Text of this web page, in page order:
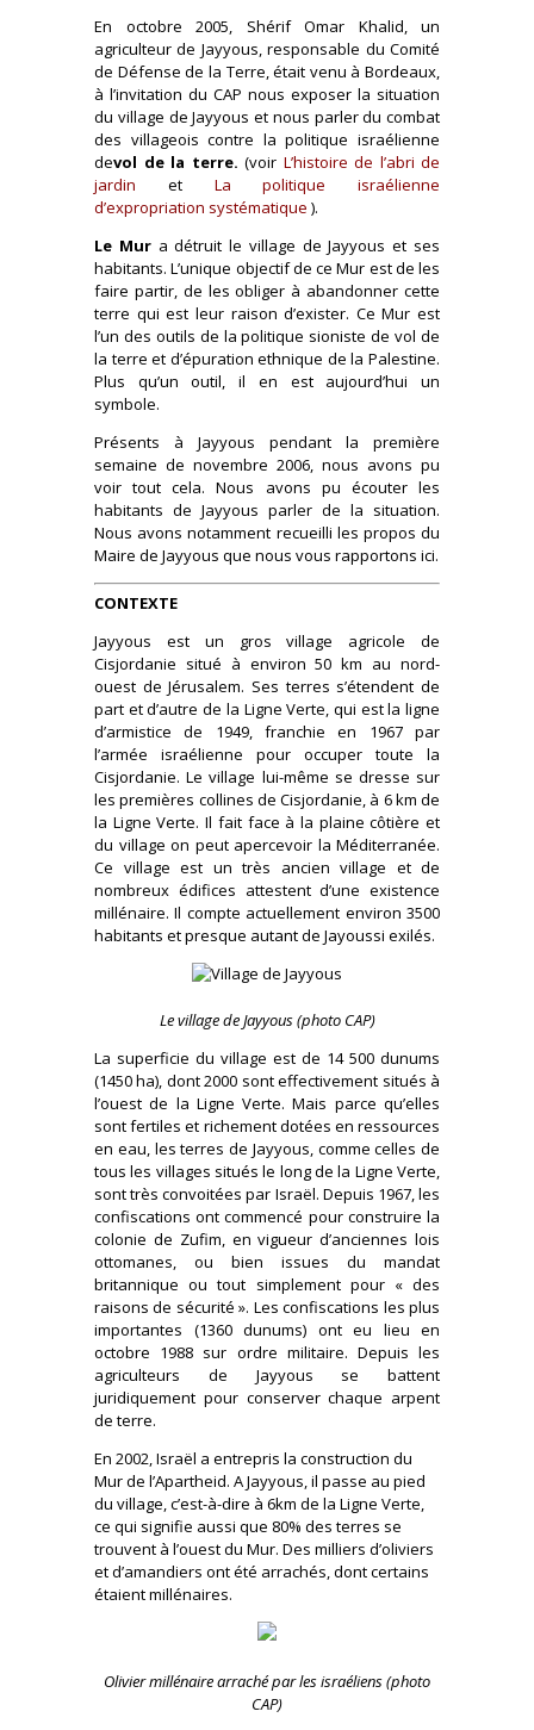
En octobre 2005, Shérif Omar Khalid, un
agriculteur de Jayyous, responsable du Comité
de Défense de la Terre, était venu à Bordeaux,
à l’invitation du CAP nous exposer la situation
du village de Jayyous et nous parler du combat
des villageois contre la politique israélienne
devol de la terre. (voir L’histoire de l’abri de
jardin et La politique israélienne
d’expropriation systématique ).
Le Mura détruit le village de Jayyous et ses
habitants. L’unique objectif de ce Mur est de les
faire partir, de les obliger à abandonner cette
terre qui est leur raison d’exister. Ce Mur est
l’un des outils de la politique sioniste de vol de
la terre et d’épuration ethnique de la Palestine.
Plus qu’un outil, il en est aujourd’hui un
symbole.
Présents à Jayyous pendant la première
semaine de novembre 2006, nous avons pu
voir tout cela. Nous avons pu écouter les
habitants de Jayyous parler de la situation.
Nous avons notamment recueilli les propos du
Maire de Jayyous que nous vous rapportons ici.
CONTEXTE
Jayyous est un gros village agricole de
Cisjordanie situé à environ 50 km au nord-
ouest de Jérusalem. Ses terres s’étendent de
part et d’autre de la Ligne Verte, qui est la ligne
d’armistice de 1949, franchie en 1967 par
l’armée israélienne pour occuper toute la
Cisjordanie. Le village lui-même se dresse sur
les premières collines de Cisjordanie, à 6 km de
la Ligne Verte. Il fait face à la plaine côtière et
du village on peut apercevoir la Méditerranée.
Ce village est un très ancien village et de
nombreux édifices attestent d’une existence
millénaire. Il compte actuellement environ 3500
habitants et presque autant de Jayoussi exilés.
Le village de Jayyous (photo CAP)
La superficie du village est de 14 500 dunums
(1450 ha), dont 2000 sont effectivement situés à
l’ouest de la Ligne Verte. Mais parce qu’elles
sont fertiles et richement dotées en ressources
en eau, les terres de Jayyous, comme celles de
tous les villages situés le long de la Ligne Verte,
sont très convoitées par Israël. Depuis 1967, les
confiscations ont commencé pour construire la
colonie de Zufim, en vigueur d’anciennes lois
ottomanes, ou bien issues du mandat
britannique ou tout simplement pour « des
raisons de sécurité ». Les confiscations les plus
importantes (1360 dunums) ont eu lieu en
octobre 1988 sur ordre militaire. Depuis les
agriculteurs de Jayyous se battent
juridiquement pour conserver chaque arpent
de terre.
En 2002, Israël a entrepris la construction du
Mur de l’Apartheid. A Jayyous, il passe au pied
du village, c’est-à-dire à 6km de la Ligne Verte,
ce qui signifie aussi que 80% des terres se
trouvent à l’ouest du Mur. Des milliers d’oliviers
et d’amandiers ont été arrachés, dont certains
étaient millénaires.
Olivier millénaire arraché par les israéliens (photo
CAP)